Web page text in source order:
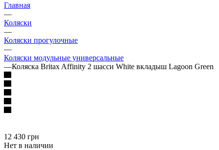
Главная
—
Коляски
—
Коляски прогулочные
—
Коляски модульные универсальные
—Коляска Britax Affinity 2 шасси White вкладыш Lagoon Green
12 430 грн
Нет в наличии